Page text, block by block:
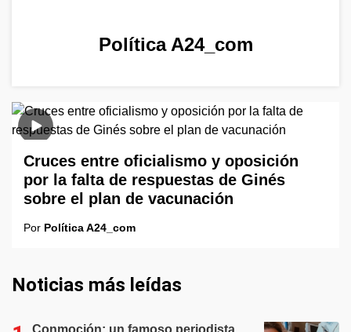
Política A24_com
Cruces entre oficialismo y oposición
por la falta de respuestas de Ginés
sobre el plan de vacunación
Por Política A24_com
Noticias más leídas
Conmoción: un famoso periodista